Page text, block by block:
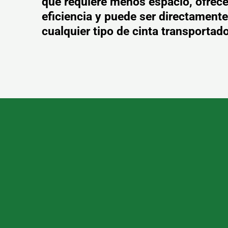
eficiencia y puede ser
cualquier tipo de cinta